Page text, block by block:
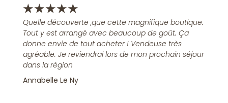
★★★★★
Quelle découverte ,que cette magnifique boutique.
Tout y est arrangé avec beaucoup de goût. Ça
donne envie de tout acheter ! Vendeuse très
agréable. Je reviendrai lors de mon prochain séjour
dans la région
Annabelle Le Ny